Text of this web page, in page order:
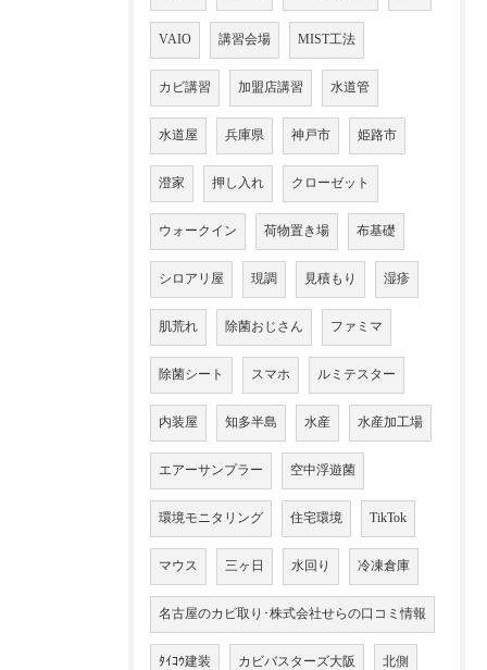
VAIO 講習会場 MIST工法
カビ講習 加盟店講習 水道管
水道屋 兵庫県 神戸市 姫路市
澄家 押し入れ クローゼット
ウォークイン 荷物置き場 布基礎
シロアリ屋 現調 見積もり 湿疹
肌荒れ 除菌おじさん ファミマ
除菌シート スマホ ルミテスター
内装屋 知多半島 水産 水産加工場
エアーサンプラー 空中浮遊菌
環境モニタリング 住宅環境 TikTok
マウス 三ヶ日 水回り 冷凍倉庫
名古屋のカビ取り･株式会社せらの口コミ情報
ﾀｲｺｳ建装 カビバスターズ大阪 北側